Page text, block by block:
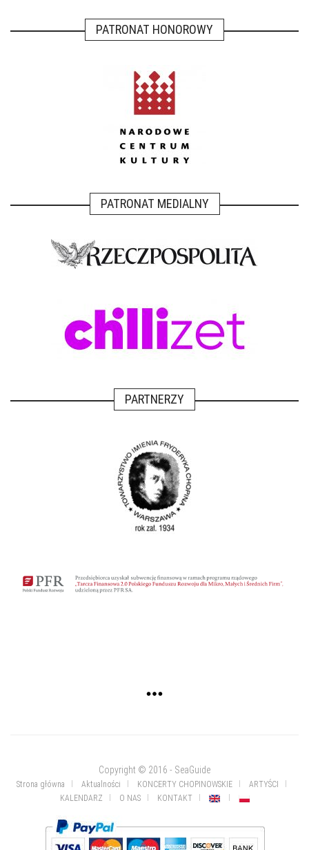
PATRONAT HONOROWY
PATRONAT MEDIALNY
PARTNERZY
Copyright © 2016 - SeaGuide
Strona główna Aktualności KONCERTY CHOPINOWSKIE
ARTYŚCI
KALENDARZ
O NAS KONTAKT